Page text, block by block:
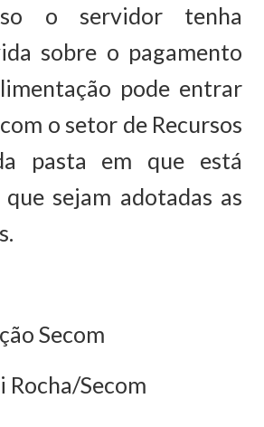
o servidor tenha
sobre o pagamento
pode entrar
o setor de Recursos
pasta em que está
sejam adotadas as
Secom
Rocha/Secom